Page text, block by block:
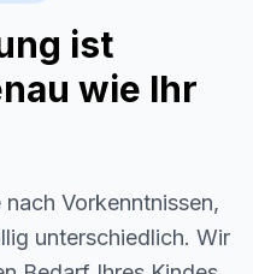
ist
wie Ihr
Vorkenntnissen,
unterschiedlich. Wir